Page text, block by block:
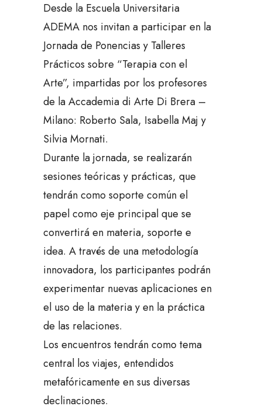
Desde la Escuela Universitaria
ADEMA nos invitan a participar en la
Jornada de Ponencias y Talleres
Prácticos sobre “Terapia con el
Arte”, impartidas por los profesores
de la Accademia di Arte Di Brera –
Milano: Roberto Sala, Isabella Maj y
Silvia Mornati.
Durante la jornada, se realizarán
sesiones teóricas y prácticas, que
tendrán como soporte común el
papel como eje principal que se
convertirá en materia, soporte e
idea. A través de una metodología
innovadora, los participantes podrán
experimentar nuevas aplicaciones en
el uso de la materia y en la práctica
de las relaciones.
Los encuentros tendrán como tema
central los viajes, entendidos
metafóricamente en sus diversas
declinaciones.